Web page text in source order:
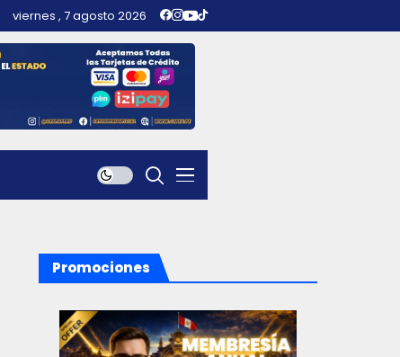
viernes , 7 agosto 2026
Promociones